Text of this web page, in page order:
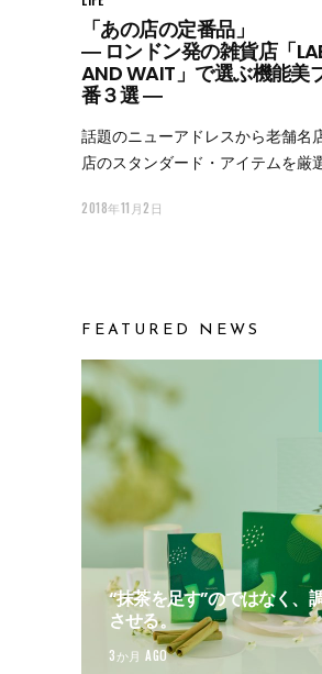
「あの店の定番品」
― ロンドン発の雑貨店「
AND WAIT」で選ぶ機能美
番３選 ―
話題のニューアドレスから老舗名
店のスタンダード・アイテムを厳
2018年11月2日
FEATURED NEWS
“抹茶を足す”のではなく、
させる。
3か月 AGO